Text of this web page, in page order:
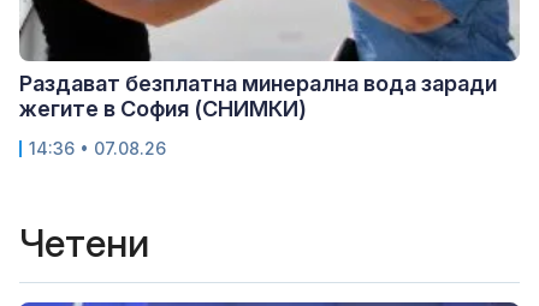
Раздават безплатна минерална вода заради
жегите в София (СНИМКИ)
14:36 • 07.08.26
Четени